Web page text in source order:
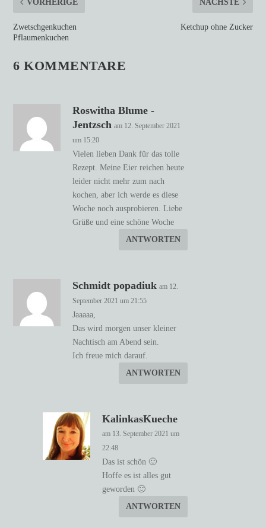
VORHERIGE
Zwetschgenkuchen
Pflaumenkuchen
NÄCHSTE
Ketchup ohne Zucker
6 KOMMENTARE
Roswitha Blume -
Jentzsch am 12. September 2021
um 15:20
Vielen lieben Dank für das tolle
Rezept. Meine Eier reichen heute
leider nicht mehr zum nach
kochen, aber ich werde es diese
Woche noch ausprobieren. Liebe
Grüße und eine schöne Woche
ANTWORTEN
Schmidt popadiuk am 12.
September 2021 um 21:55
Jaaaaa,
Das wird morgen unser kleiner
Nachtisch am Abend sein.
Ich freue mich darauf.
ANTWORTEN
KalinkasKueche
am 13. September 2021 um
22:48
Das ist schön 🙂
Hoffe es ist alles gut
geworden 🙂
ANTWORTEN